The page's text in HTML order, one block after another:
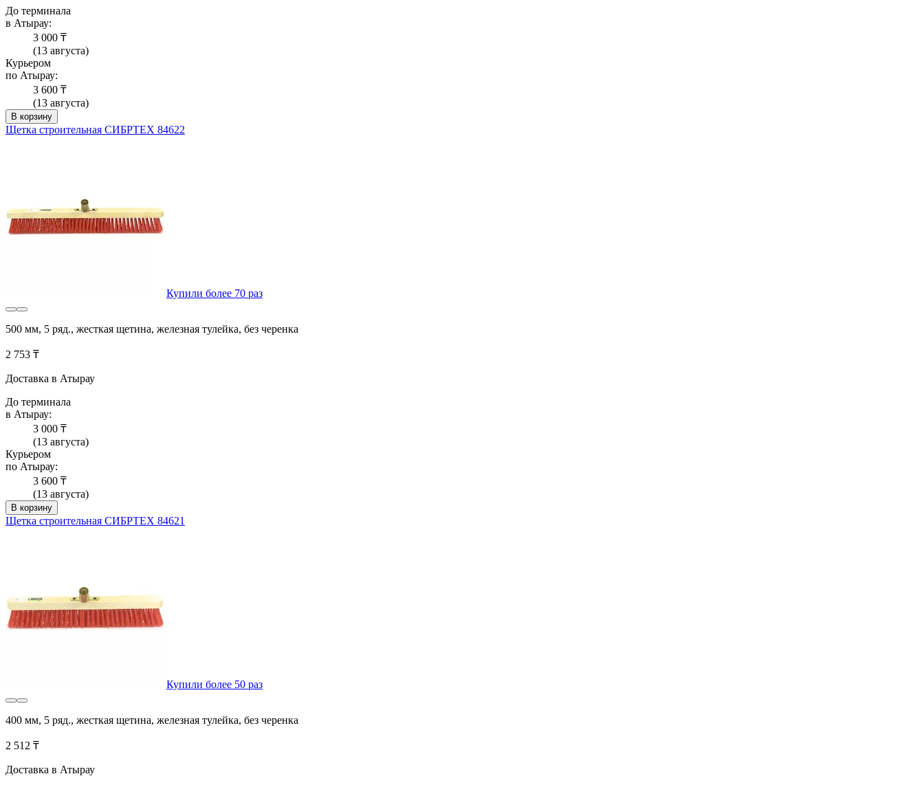
До терминала
в Атырау:
3 000 ₸
(13 августа)
Курьером
по Атырау:
3 600 ₸
(13 августа)
В корзину
Щетка строительная СИБРТЕХ 84622
Купили более 70 раз
500 мм, 5 ряд., жесткая щетина, железная тулейка, без черенка
2 753 ₸
Доставка в Атырау
До терминала
в Атырау:
3 000 ₸
(13 августа)
Курьером
по Атырау:
3 600 ₸
(13 августа)
В корзину
Щетка строительная СИБРТЕХ 84621
Купили более 50 раз
400 мм, 5 ряд., жесткая щетина, железная тулейка, без черенка
2 512 ₸
Доставка в Атырау